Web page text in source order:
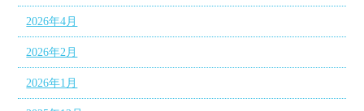
2026年4月
2026年2月
2026年1月